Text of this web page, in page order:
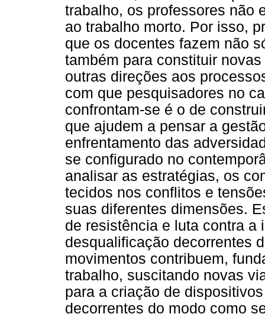
trabalho, os professores não
ao trabalho morto. Por isso,
que os docentes fazem não
também para constituir
outras direções aos
com que pesquisadores no
confrontam-se é o de
que ajudem a pensar a
enfrentamento das
se configurado no
analisar as estratégias, os
tecidos nos conflitos e
suas diferentes dimensões.
de resistência e luta contra a
desqualificação decorrentes
movimentos contribuem,
trabalho, suscitando novas
para a criação de
decorrentes do modo como